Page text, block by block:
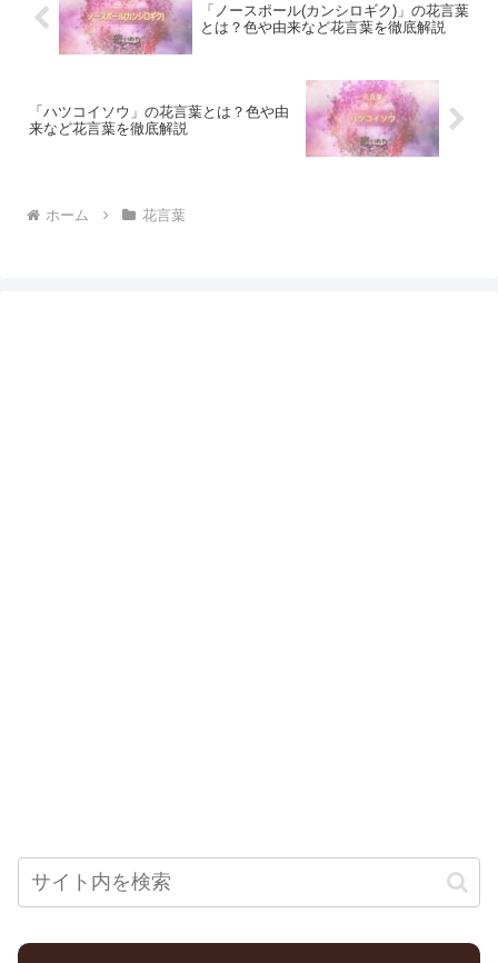
「ノースポール(カンシロギク)」の花言葉
とは？色や由来など花言葉を徹底解説
「ハツコイソウ」の花言葉とは？色や由
来など花言葉を徹底解説
ホーム 花言葉